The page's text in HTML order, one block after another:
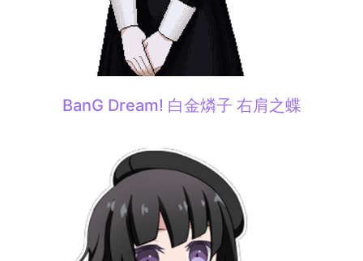
BanG Dream! 白金燐子 右肩之蝶